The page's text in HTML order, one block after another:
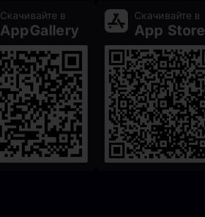
Скачивайте в
AppGallery
Скачивайте в
App Store